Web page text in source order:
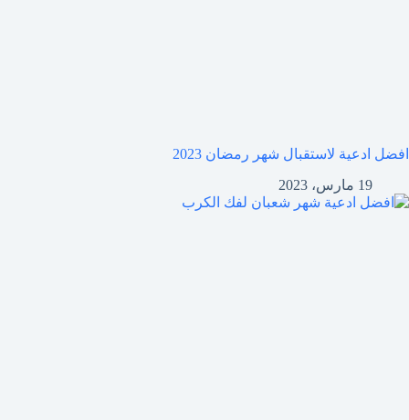
افضل ادعية لاستقبال شهر رمضان 2023
19 مارس، 2023